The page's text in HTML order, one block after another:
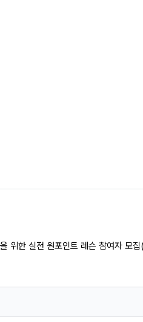
위한 실전 원포인트 레슨 참여자 모